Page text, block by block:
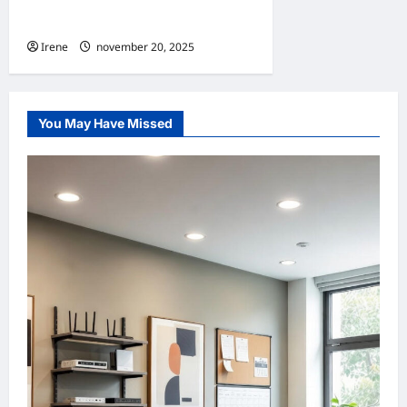
Irene november 20, 2025
You May Have Missed